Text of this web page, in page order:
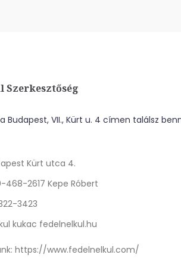
Szerkesztőség
Budapest, VII., Kürt u. 4 címen találsz
Kürt utca 4.
468-2617 Kepe Róbert
3423
kukac fedelnelkul.hu
https://www.fedelnelkul.com/